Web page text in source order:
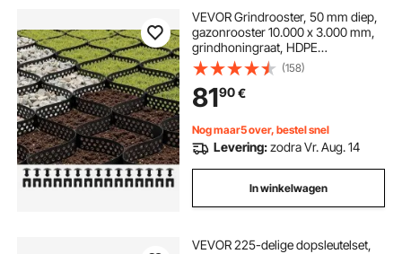
VEVOR Grindrooster, 50 mm diep,
gazonrooster 10.000 x 3.000 mm,
grindhoningraat, HDPE
honingraatrooster, doorlatend
geogrid voor opritstabilisatie, voor
tuin, terras, looppad,
camperparkeerplaats
(158)
8190€
Nog maar5 over, bestel snel
Levering:zodra Vr. Aug. 14
In winkelwagen
VEVOR 225-delige dopsleutelset,